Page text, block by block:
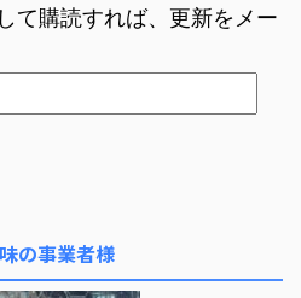
て購読すれば、更新をメー
の事業者様